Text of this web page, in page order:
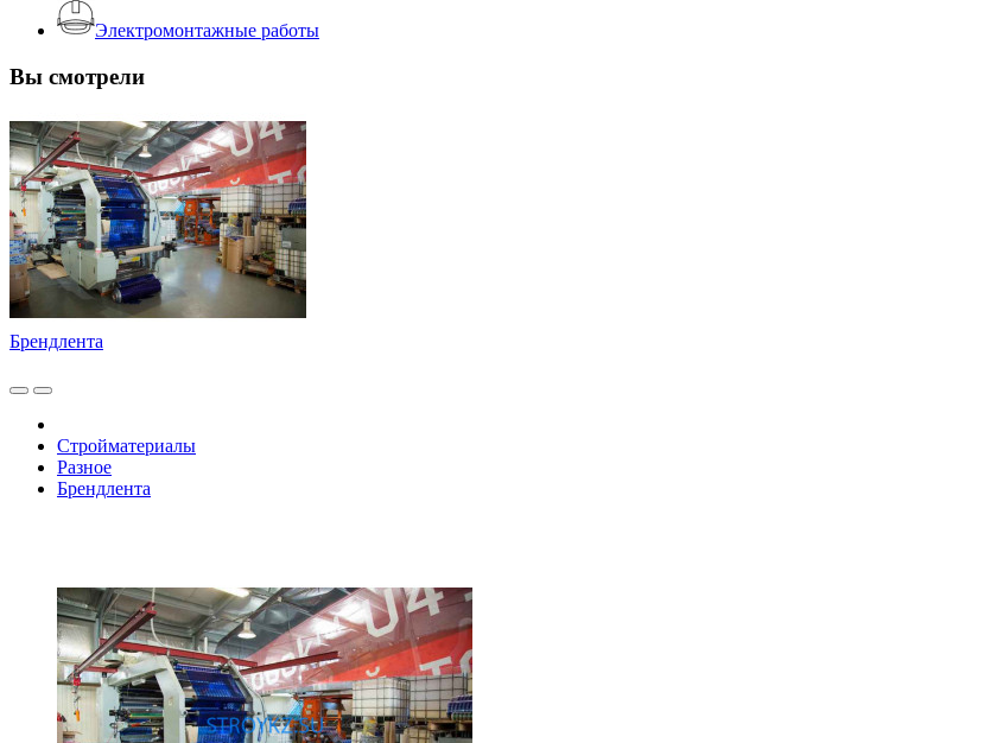
Электромонтажные работы
Вы смотрели
Брендлента
Стройматериалы
Разное
Брендлента